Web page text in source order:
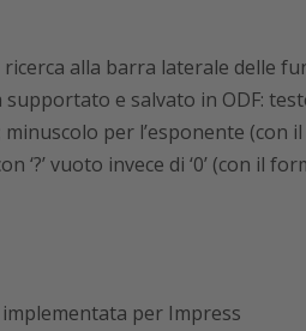
alla barra laterale delle
e salvato in ODF:
per l’esponente (con
‘?’ vuoto invece di ‘0’ (con il
per Impress